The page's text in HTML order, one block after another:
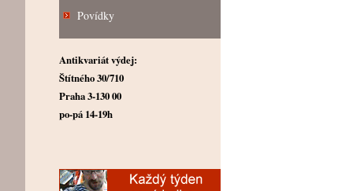
Povídky
Antikvariát výdej:
Štítného 30/710
Praha 3-130 00
po-pá 14-19h